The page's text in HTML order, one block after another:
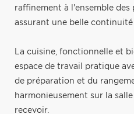
raffinement à l'ensemble
assurant une belle continuité
La cuisine, fonctionnelle et
espace de travail pratique
de préparation et du
harmonieusement sur la
recevoir.